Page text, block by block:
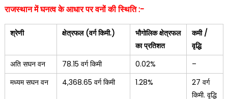
राजस्थान में घनत्व के आधार पर वनों की स्थिति :-
श्रेणी क्षेत्रफल (वर्ग किमी.)
भौगोलिक क्षेत्रफल
का प्रतिशत
कमी /
वृद्धि
अति सघन वन
78.15 वर्ग किमी 0.02%
–
मध्यम सघन वन
4,368.65 वर्ग किमी 1.28%
27 वर्ग
किमी. वृद्धि